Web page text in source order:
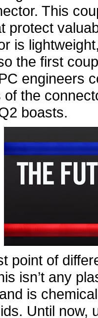
This
protect
is
the first
engineers
the
boasts.
point of
isn’t any
is
Until